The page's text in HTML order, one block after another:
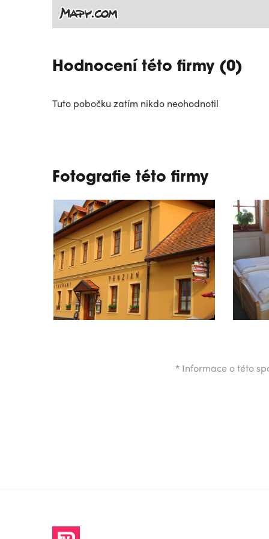
Hodnocení této firmy (0)
Tuto pobočku zatím nikdo neohodnotil
Fotografie této firmy
* Informace o této